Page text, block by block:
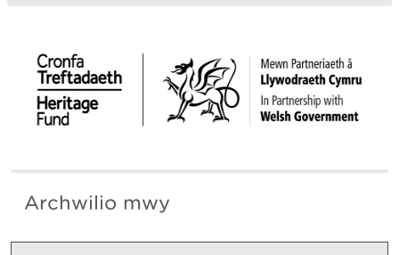
Archwilio mwy